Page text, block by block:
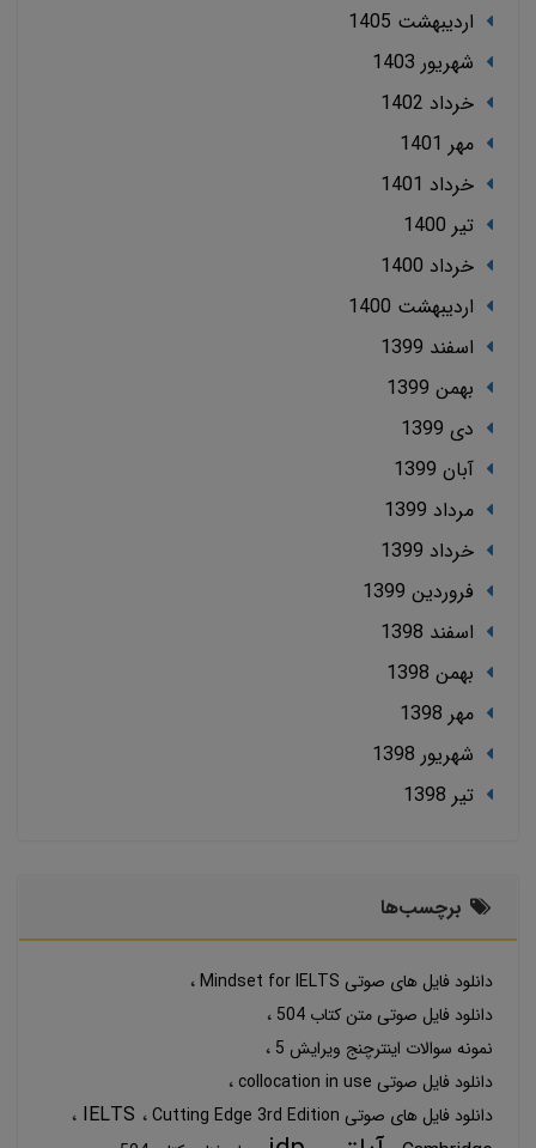
ارديبهشت 1405
شهریور 1403
خرداد 1402
مهر 1401
خرداد 1401
تير 1400
خرداد 1400
ارديبهشت 1400
اسفند 1399
بهمن 1399
دی 1399
آبان 1399
مرداد 1399
خرداد 1399
فروردین 1399
اسفند 1398
بهمن 1398
مهر 1398
شهریور 1398
تير 1398
برچسب‌ها
دانلود فایل های صوتی Mindset for IELTS
دانلود فایل صوتی متن کتاب 504
نمونه سوالات اینترچنج ویرایش 5
دانلود فایل صوتی collocation in use
دانلود فایل های صوتی Cutting Edge 3rd Edition
IELTS